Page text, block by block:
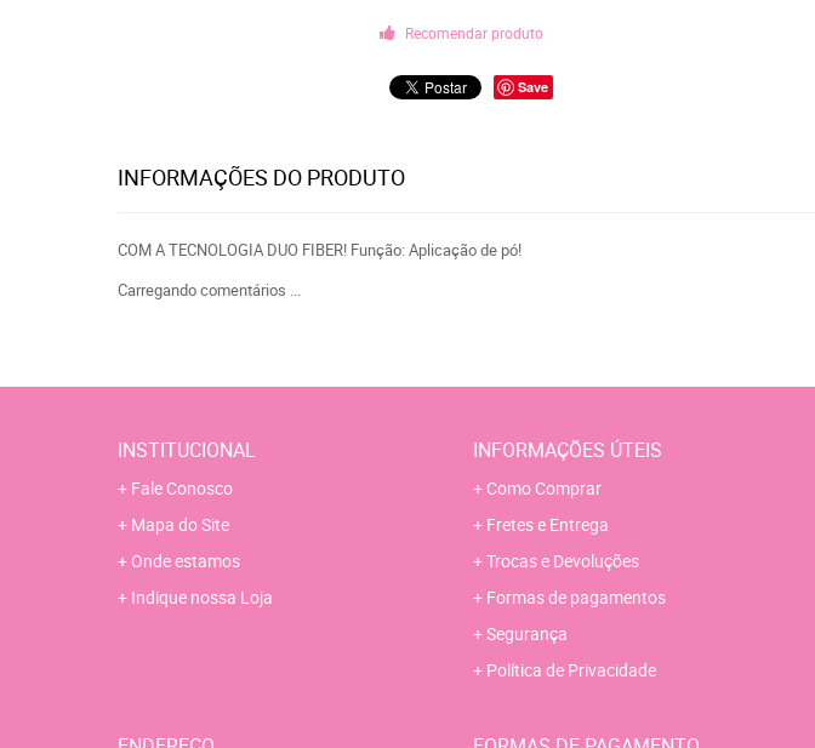
Recomendar produto
Save
INFORMAÇÕES DO PRODUTO
COM A TECNOLOGIA DUO FIBER! Função: Aplicação de pó!
Carregando comentários ...
INSTITUCIONAL
Fale Conosco
Mapa do Site
Onde estamos
Indique nossa Loja
INFORMAÇÕES ÚTEIS
Como Comprar
Fretes e Entrega
Trocas e Devoluções
Formas de pagamentos
Segurança
Política de Privacidade